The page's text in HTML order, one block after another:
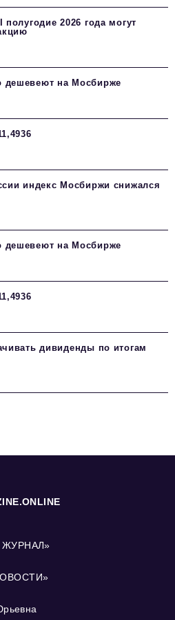
2026 года могут
на Мосбирже
индекс Мосбиржи снижался
на Мосбирже
дивиденды по итогам